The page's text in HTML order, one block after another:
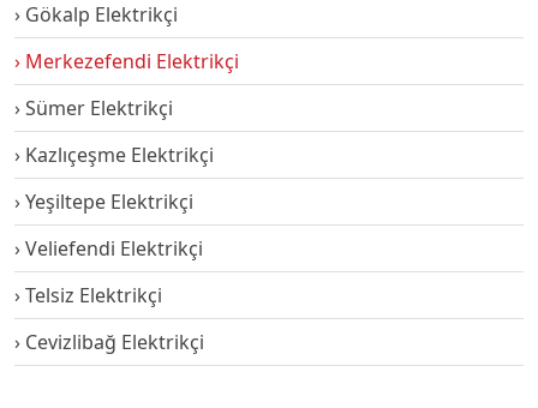
Gökalp Elektrikçi
Merkezefendi Elektrikçi
Sümer Elektrikçi
Kazlıçeşme Elektrikçi
Yeşiltepe Elektrikçi
Veliefendi Elektrikçi
Telsiz Elektrikçi
Cevizlibağ Elektrikçi